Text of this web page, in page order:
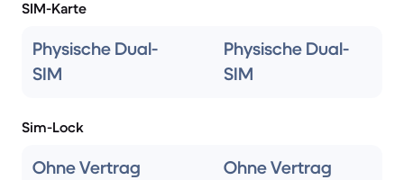
SIM-Karte
Physische Dual-
SIM
Physische Dual-
SIM
Sim-Lock
Ohne Vertrag Ohne Vertrag